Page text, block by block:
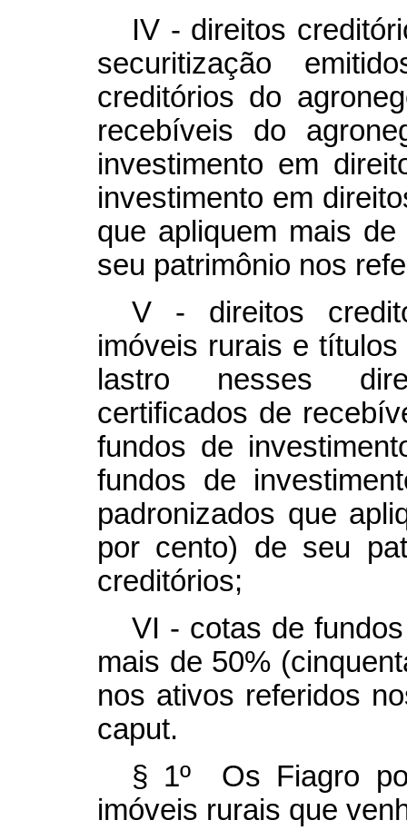
IV - direitos
securitização
creditórios do
recebíveis do
investimento em
investimento em
que apliquem mais
seu patrimônio nos
V - direitos
imóveis rurais e
lastro nesses
certificados de
fundos de
fundos de
padronizados que
por cento) de seu
creditórios;
VI - cotas de
mais de 50%
nos ativos referidos
caput.
§ 1º Os Fiagro
imóveis rurais que